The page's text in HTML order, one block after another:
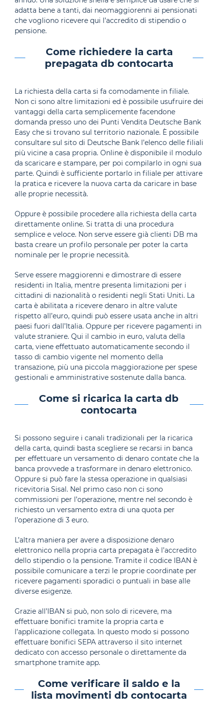
adatta bene a tanti, dai neomaggiorenni ai pensionati
che vogliono ricevere qui l’accredito di stipendio o
pensione.
Come richiedere la carta
prepagata db contocarta
La richiesta della carta si fa comodamente in filiale.
Non ci sono altre limitazioni ed è possibile usufruire dei
vantaggi della carta semplicemente facendone
domanda presso uno dei Punti Vendita Deutsche Bank
Easy che si trovano sul territorio nazionale. È possibile
consultare sul sito di Deutsche Bank l’elenco delle filiali
più vicine a casa propria. Online è disponibile il modulo
da scaricare e stampare, per poi compilarlo in ogni sua
parte. Quindi è sufficiente portarlo in filiale per attivare
la pratica e ricevere la nuova carta da caricare in base
alle proprie necessità.
Oppure è possibile procedere alla richiesta della carta
direttamente online. Si tratta di una procedura
semplice e veloce. Non serve essere già clienti DB ma
basta creare un profilo personale per poter la carta
nominale per le proprie necessità.
Serve essere maggiorenni e dimostrare di essere
residenti in Italia, mentre presenta limitazioni per i
cittadini di nazionalità o residenti negli Stati Uniti. La
carta è abilitata a ricevere denaro in altre valute
rispetto all’euro, quindi può essere usata anche in altri
paesi fuori dall’Italia. Oppure per ricevere pagamenti in
valute straniere. Qui il cambio in euro, valuta della
carta, viene effettuato automaticamente secondo il
tasso di cambio vigente nel momento della
transazione, più una piccola maggiorazione per spese
gestionali e amministrative sostenute dalla banca.
Come si ricarica la carta db
contocarta
Si possono seguire i canali tradizionali per la ricarica
della carta, quindi basta scegliere se recarsi in banca
per effettuare un versamento di denaro contate che la
banca provvede a trasformare in denaro elettronico.
Oppure si può fare la stessa operazione in qualsiasi
ricevitoria Sisal. Nel primo caso non ci sono
commissioni per l’operazione, mentre nel secondo è
richiesto un versamento extra di una quota per
l’operazione di 3 euro.
L’altra maniera per avere a disposizione denaro
elettronico nella propria carta prepagata è l’accredito
dello stipendio o la pensione. Tramite il codice IBAN è
possibile comunicare a terzi le proprie coordinate per
ricevere pagamenti sporadici o puntuali in base alle
diverse esigenze.
Grazie all’IBAN si può, non solo di ricevere, ma
effettuare bonifici tramite la propria carta e
l’applicazione collegata. In questo modo si possono
effettuare bonifici SEPA attraverso il sito internet
dedicato con accesso personale o direttamente da
smartphone tramite app.
Come verificare il saldo e la
lista movimenti db contocarta